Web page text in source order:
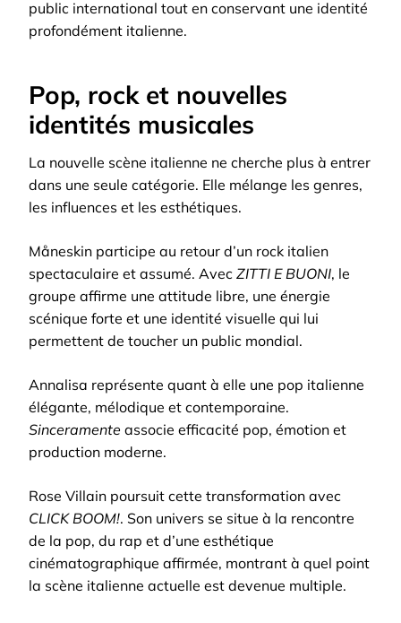
public international tout en conservant une identité
profondément italienne.
Pop, rock et nouvelles
identités musicales
La nouvelle scène italienne ne cherche plus à entrer
dans une seule catégorie. Elle mélange les genres,
les influences et les esthétiques.
Måneskin participe au retour d’un rock italien
spectaculaire et assumé. Avec ZITTI E BUONI, le
groupe affirme une attitude libre, une énergie
scénique forte et une identité visuelle qui lui
permettent de toucher un public mondial.
Annalisa représente quant à elle une pop italienne
élégante, mélodique et contemporaine.
Sinceramente associe efficacité pop, émotion et
production moderne.
Rose Villain poursuit cette transformation avec
CLICK BOOM!. Son univers se situe à la rencontre
de la pop, du rap et d’une esthétique
cinématographique affirmée, montrant à quel point
la scène italienne actuelle est devenue multiple.